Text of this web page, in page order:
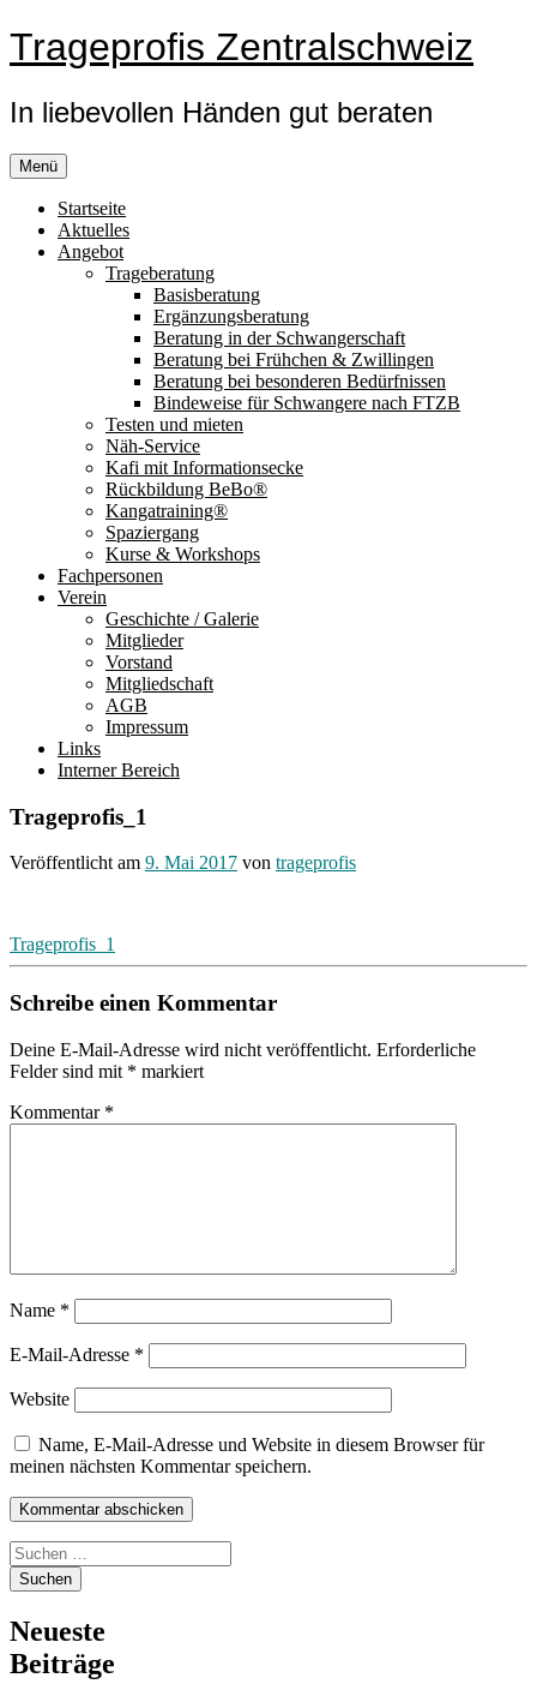
Zum
Inhalt
Trageprofis Zentralschweiz
In liebevollen Händen gut beraten
Menü
Startseite
Aktuelles
Angebot
Trageberatung
Basisberatung
Ergänzungsberatung
Beratung in der Schwangerschaft
Beratung bei Frühchen & Zwillingen
Beratung bei besonderen Bedürfnissen
Bindeweise für Schwangere nach FTZB
Testen und mieten
Näh-Service
Kafi mit Informationsecke
Rückbildung BeBo®
Kangatraining®
Spaziergang
Kurse & Workshops
Fachpersonen
Verein
Geschichte / Galerie
Mitglieder
Vorstand
Mitgliedschaft
AGB
Impressum
Links
Interner Bereich
Trageprofis_1
Veröffentlicht am 9. Mai 2017 von trageprofis
Beitragsnavigation
Trageprofis_1
Schreibe einen Kommentar
Deine E-Mail-Adresse wird nicht veröffentlicht. Erforderliche
Felder sind mit * markiert
Kommentar *
Name *
E-Mail-Adresse *
Website
Name, E-Mail-Adresse und Website in diesem Browser für
meinen nächsten Kommentar speichern.
Suchen
nach:
Neueste
Beiträge